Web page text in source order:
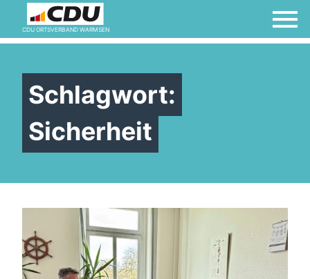
CDU ORTSVERBAND WARMSEN
Schlagwort:
Sicherheit